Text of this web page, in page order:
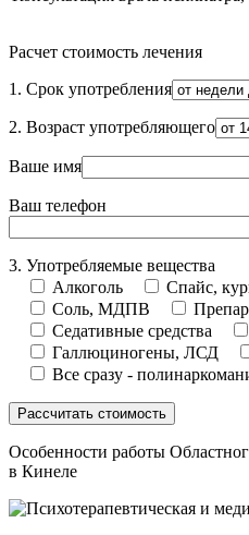
Расчет стоимость лечения
1. Срок употребления
2. Возраст употребляющего
Ваше имя
Ваш телефон
3. Употребляемые вещества
Алкоголь
Спайс,
Соль, МДПВ
Седативные средства
Галлюциногены, ЛСД
Все сразу -
Особенности работы
в Кинеле